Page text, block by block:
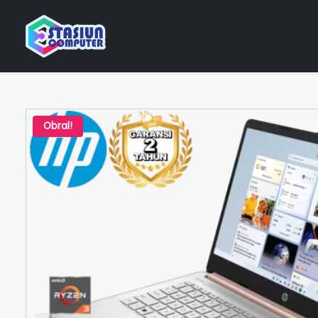
Home
Obral!